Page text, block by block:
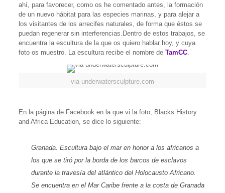
ahí, para favorecer, como os he comentado antes, la formación
de un nuevo hábitat para las especies marinas, y para alejar a
los visitantes de los arrecifes naturales, de forma que éstos se
puedan regenerar sin interferencias.Dentro de estos trabajos, se
encuentra la escultura de la que os quiero hablar hoy, y cuya
foto os muestro. La escultura recibe el nombre de TamCC.
via underwatersculpture.com
En la página de Facebook en la que vi la foto, Blacks History
and Africa Education, se dice lo siguiente:
Granada. Escultura bajo el mar en honor a los africanos a
los que se tiró por la borda de los barcos de esclavos
durante la travesía del atlántico del Holocausto Africano.
Se encuentra en el Mar Caribe frente a la costa de Granada